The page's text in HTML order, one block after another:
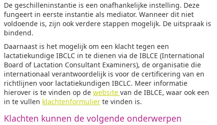
De geschilleninstantie is een onafhankelijke instelling. Deze
fungeert in eerste instantie als mediator. Wanneer dit niet
voldoende is, zijn ook verdere stappen mogelijk. De uitspraak is
bindend.
Daarnaast is het mogelijk om een klacht tegen een
lactatiekundige IBCLC in te dienen via de IBLCE (International
Board of Lactation Consultant Examiners), de organisatie die
internationaal verantwoordelijk is voor de certificering van en
richtlijnen voor lactatiekundigen IBCLC. Meer informatie
hierover is te vinden op de website van de IBLCE, waar ook een
in te vullen klachtenformulier te vinden is.
Klachten kunnen de volgende onderwerpen